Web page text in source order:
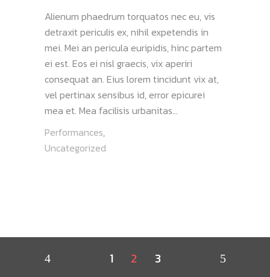
Alienum phaedrum torquatos nec eu, vis
detraxit periculis ex, nihil expetendis in
mei. Mei an pericula euripidis, hinc partem
ei est. Eos ei nisl graecis, vix aperiri
consequat an. Eius lorem tincidunt vix at,
vel pertinax sensibus id, error epicurei
mea et. Mea facilisis urbanitas...
Performances,
Uncategorized
1 2 3